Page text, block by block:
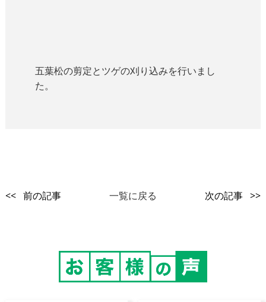
五葉松の剪定とツゲの刈り込みを行いまし
た。
<< 前の記事 一覧に戻る 次の記事 >>